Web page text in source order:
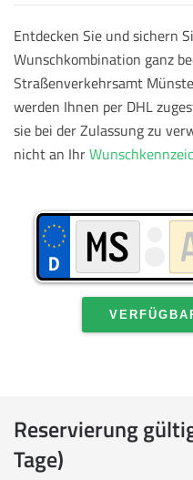
Entdecken Sie und sichern
Wunschkombination ganz
Straßenverkehrsamt
werden Ihnen per DHL
sie bei der Zulassung zu
nicht an Ihr
Reservierung
Tage)